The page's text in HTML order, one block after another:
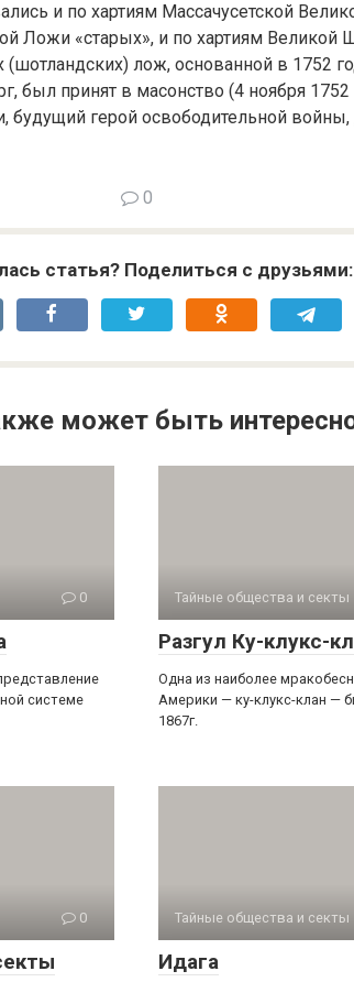
и по хартиям Массачусетской
Ложи «старых», и по хартиям Великой
(шотландских) лож, основанной в 1752
был принят в масонство (4 ноября
будущий герой освободительной
0
статья? Поделиться с друзьями:
может быть
0
системе
Тайные общества и секты
Разгул Ку-клукс-
Одна из наиболее
Америки — ку-клукс-клан —
1867г.
0 Тайные общества и секты
Идага